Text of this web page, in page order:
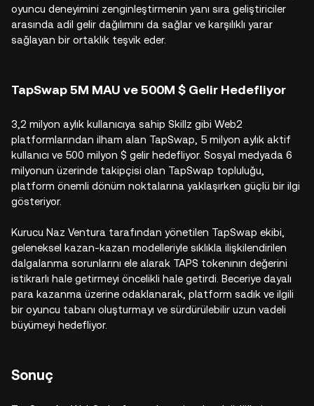
oyuncu deneyimini zenginleştirmenin yanı sıra geliştiriciler
arasında adil gelir dağılımını da sağlar ve karşılıklı yarar
sağlayan bir ortaklık teşvik eder.
TapSwap 5M MAU ve 500M $ Gelir Hedefliyor
3,2 milyon aylık kullanıcıya sahip Skillz gibi Web2
platformlarından ilham alan TapSwap, 5 milyon aylık aktif
kullanıcı ve 500 milyon $ gelir hedefliyor. Sosyal medyada 6
milyonun üzerinde takipçisi olan TapSwap topluluğu,
platform önemli dönüm noktalarına yaklaşırken güçlü bir ilgi
gösteriyor.
Kurucu Naz Ventura tarafından yönetilen TapSwap ekibi,
geleneksel kazan-kazan modelleriyle sıklıkla ilişkilendirilen
dalgalanma sorunlarını ele alarak TAPS tokenının değerini
istikrarlı hale getirmeyi öncelikli hale getirdi. Beceriye dayalı
para kazanma üzerine odaklanarak, platform sadık ve ilgili
bir oyuncu tabanı oluşturmayı ve sürdürülebilir uzun vadeli
büyümeyi hedefliyor.
Sonuç